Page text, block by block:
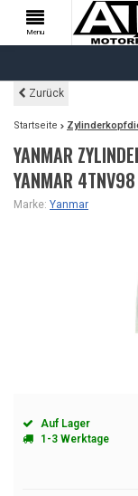
Menu
Zurück
Startseite
YANMAR
YANMAR
Marke: Yanmar
Auf Lager
1-3 Werktage